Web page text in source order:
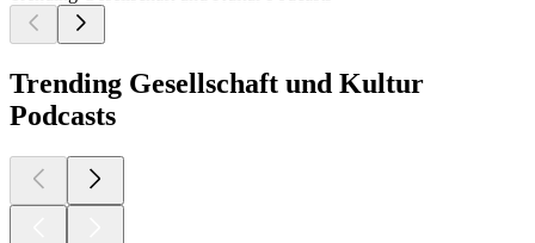
Trending Gesellschaft und Kultur
Podcasts